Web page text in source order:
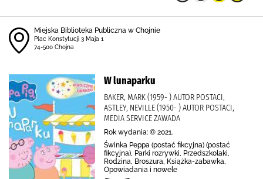
Miejska Biblioteka Publiczna w Chojnie
Plac Konstytucji 3 Maja 1
74-500 Chojna
W lunaparku
BAKER, MARK (1959- ) AUTOR POSTACI,
ASTLEY, NEVILLE (1950- ) AUTOR POSTACI,
MEDIA SERVICE ZAWADA
Rok wydania: © 2021.
Świnka Peppa (postać fikcyjna) (postać
fikcyjna), Parki rozrywki, Przedszkolaki,
Rodzina, Broszura, Książka-zabawka,
Opowiadania i nowele